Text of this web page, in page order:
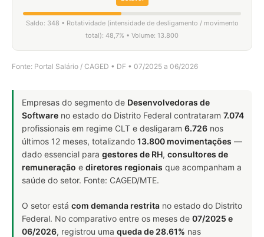
Saldo: 348 • Rotatividade (intensidade de desligamento / movimento
total): 48,7% • Volume: 13.800
Fonte: Portal Salário / CAGED • DF • 07/2025 a 06/2026
Empresas do segmento de Desenvolvedoras de
Software no estado do Distrito Federal contrataram 7.074
profissionais em regime CLT e desligaram 6.726 nos
últimos 12 meses, totalizando 13.800 movimentações —
dado essencial para gestores de RH, consultores de
remuneração e diretores regionais que acompanham a
saúde do setor. Fonte: CAGED/MTE.
O setor está com demanda restrita no estado do Distrito
Federal. No comparativo entre os meses de 07/2025 e
06/2026, registrou uma queda de 28.61% nas